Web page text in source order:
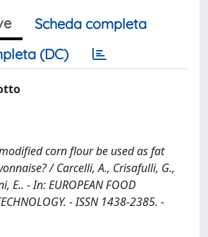
Scheda completa
(DC)
corn flour be used as fat
/ Carcelli, A., Crisafulli, G.,
E.. - In: EUROPEAN FOOD
- ISSN 1438-2385. -